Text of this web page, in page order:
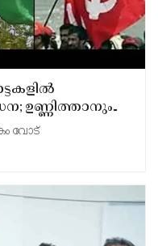
ഉണ്ണിത്താനും
വോട്